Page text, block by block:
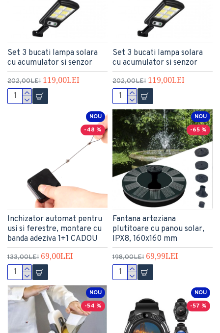
Set 3 bucati lampa solara
cu acumulator si senzor
202,00LEI 119,00LEI
Set 3 bucati lampa solara
cu acumulator si senzor
202,00LEI 119,00LEI
NOU
-48 %
Inchizator automat pentru
usi si ferestre, montare cu
banda adeziva 1+1 CADOU
133,00LEI 69,00LEI
NOU
-65 %
Fantana arteziana
plutitoare cu panou solar,
IPX8, 160x160 mm
198,00LEI 69,99LEI
NOU
-54 %
NOU
-57 %